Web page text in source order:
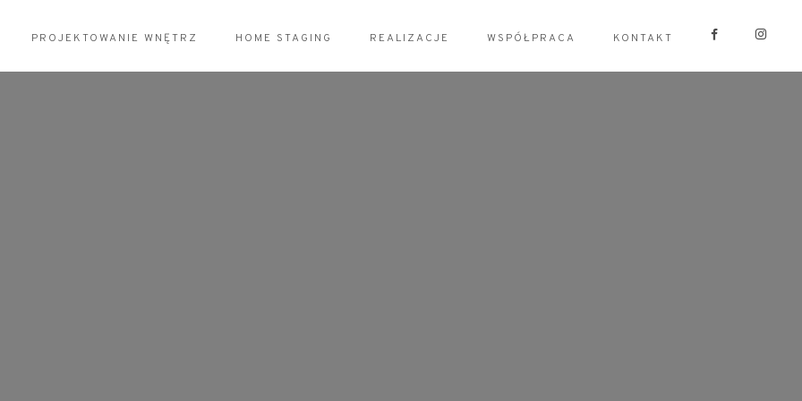
PROJEKTOWANIE WNĘTRZ HOME STAGING REALIZACJE WSPÓŁPRACA KONTAKT